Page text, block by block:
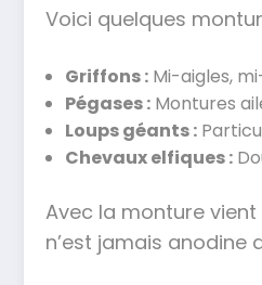
Voici quelques
Griffons : Mi-aigles,
Pégases : Montures
Loups géants :
Chevaux elfiques :
Avec la monture
n’est jamais anodine